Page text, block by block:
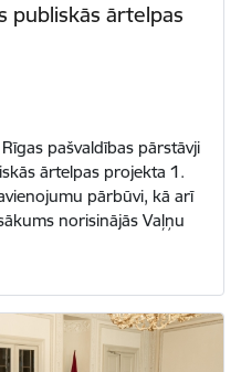
publiskās ārtelpas
pašvaldības pārstāvji
ārtelpas projekta 1.
pārbūvi, kā arī
norisinājās Vaļņu